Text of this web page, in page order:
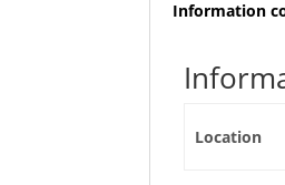
Information
Location